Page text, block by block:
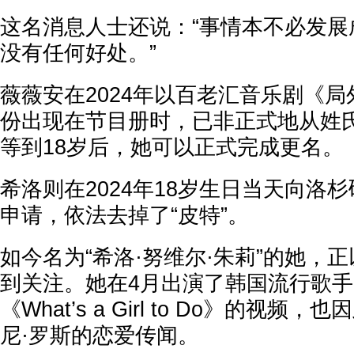
这名消息人士还说：“事情本不必发
没有任何好处。”
薇薇安在2024年以百老汇音乐剧《
份出现在节目册时，已非正式地从姓
等到18岁后，她可以正式完成更名。
希洛则在2024年18岁生日当天向洛
申请，依法去掉了“皮特”。
如今名为“希洛·努维尔·朱莉”的她，
到关注。她在4月出演了韩国流行歌
《What’s a Girl to Do》的视频，也
尼·罗斯的恋爱传闻。